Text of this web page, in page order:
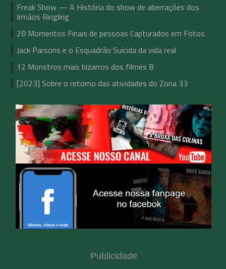
Freak Show — A História do show de aberrações dos
Irmãos Ringling
28 Momentos Finais de pessoas Capturados em Fotos
Jack Parsons e o Esquadrão Suicida da vida real
12 Monstros mais bizarros dos filmes B
[2023] Sobre o retorno das atividades do Zona 33
Publicidade